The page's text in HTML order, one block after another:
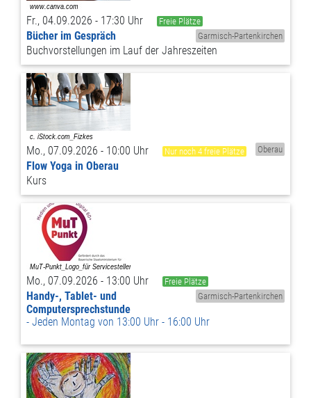
Fr., 04.09.2026 - 17:30 Uhr
Freie Plätze
Garmisch-Partenkirchen
Bücher im Gespräch
Buchvorstellungen im Lauf der Jahreszeiten
Mo., 07.09.2026 - 10:00 Uhr Nur noch 4 freie Plätze Oberau
Flow Yoga in Oberau
Kurs
Mo., 07.09.2026 - 13:00 Uhr
Freie Plätze
Garmisch-Partenkirchen
Handy-, Tablet- und
Computersprechstunde
Jeden Montag von 13:00 Uhr - 16:00 Uhr